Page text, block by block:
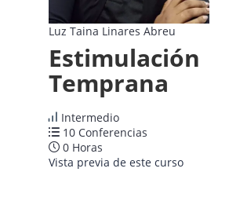
Luz Taina Linares Abreu
Estimulación
Temprana
Intermedio
10 Conferencias
0 Horas
Vista previa de este curso